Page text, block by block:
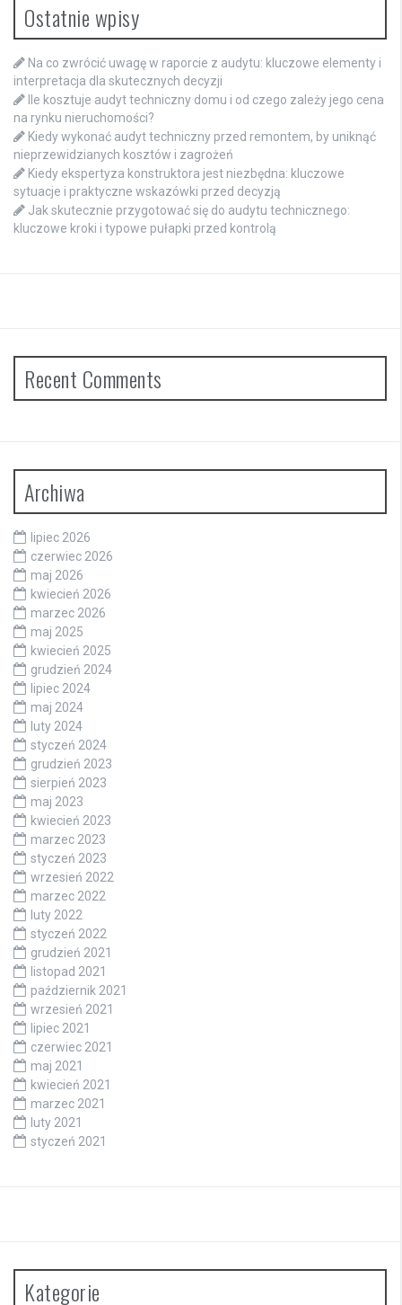
Ostatnie wpisy
Na co zwrócić uwagę w raporcie z audytu: kluczowe elementy i
interpretacja dla skutecznych decyzji
Ile kosztuje audyt techniczny domu i od czego zależy jego cena
na rynku nieruchomości?
Kiedy wykonać audyt techniczny przed remontem, by uniknąć
nieprzewidzianych kosztów i zagrożeń
Kiedy ekspertyza konstruktora jest niezbędna: kluczowe
sytuacje i praktyczne wskazówki przed decyzją
Jak skutecznie przygotować się do audytu technicznego:
kluczowe kroki i typowe pułapki przed kontrolą
Recent Comments
Archiwa
lipiec 2026
czerwiec 2026
maj 2026
kwiecień 2026
marzec 2026
maj 2025
kwiecień 2025
grudzień 2024
lipiec 2024
maj 2024
luty 2024
styczeń 2024
grudzień 2023
sierpień 2023
maj 2023
kwiecień 2023
marzec 2023
styczeń 2023
wrzesień 2022
marzec 2022
luty 2022
styczeń 2022
grudzień 2021
listopad 2021
październik 2021
wrzesień 2021
lipiec 2021
czerwiec 2021
maj 2021
kwiecień 2021
marzec 2021
luty 2021
styczeń 2021
Kategorie